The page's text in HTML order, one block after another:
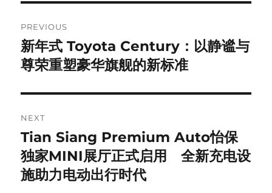
navigation
PREVIOUS
Previous
post:
新年式 Toyota Century：以静谧与
尊荣重塑豪华旗舰的新标准
NEXT
Next
post:
Tian Siang Premium Auto怡保
独家MINI展厅正式启用 全新充电设
施助力电动出行时代